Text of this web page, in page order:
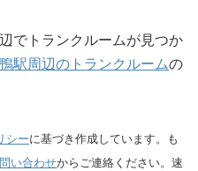
でトランクルームが見つか
駅周辺のトランクルームの
シーに基づき作成しています。も
い合わせからご連絡ください。速